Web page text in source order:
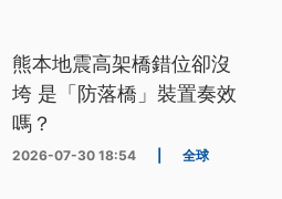
熊本地震高架橋錯位卻沒
垮 是「防落橋」裝置奏效
嗎？
2026-07-30 18:54 全球